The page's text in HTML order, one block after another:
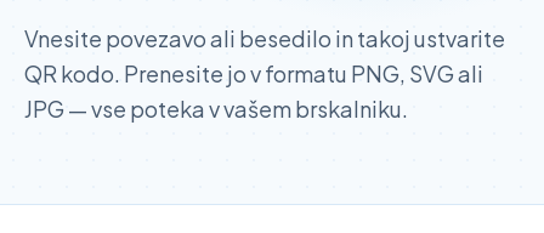
Vnesite povezavo ali besedilo in takoj ustvarite
QR kodo. Prenesite jo v formatu PNG, SVG ali
JPG — vse poteka v vašem brskalniku.